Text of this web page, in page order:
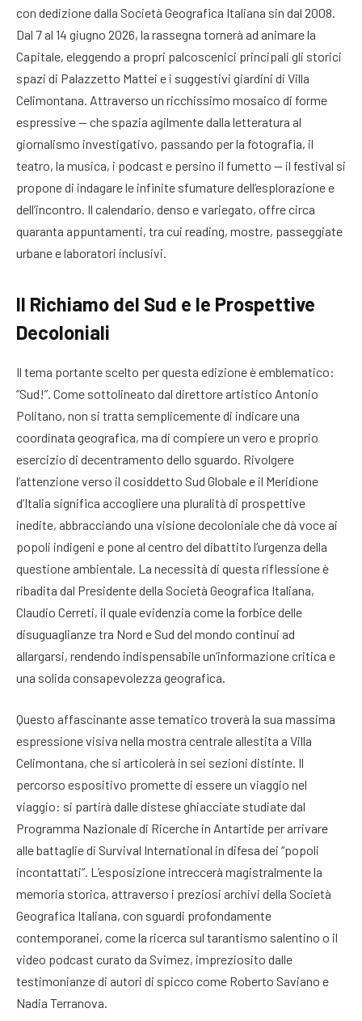
con dedizione dalla Società Geografica Italiana sin dal 2008
Dal 7 al 14 giugno 2026, la rassegna tornerà ad animare la
Capitale, eleggendo a propri palcoscenici principali gli storici
spazi di Palazzetto Mattei e i suggestivi giardini di Villa
Celimontana . Attraverso un ricchissimo mosaico di forme
espressive — che spazia agilmente dalla letteratura al
giornalismo investigativo, passando per la fotografia, il
teatro, la musica, i podcast e persino il fumetto — il festival si
propone di indagare le infinite sfumature dell’esplorazione e
dell’incontro . Il calendario, denso e variegato, offre circa
quaranta appuntamenti, tra cui reading, mostre, passeggiate
urbane e laboratori inclusivi
Il Richiamo del Sud e le Prospettive
Decoloniali
Il tema portante scelto per questa edizione è emblematico:
“Sud!” . Come sottolineato dal direttore artistico Antonio
Politano, non si tratta semplicemente di indicare una
coordinata geografica, ma di compiere un vero e proprio
esercizio di decentramento dello sguardo . Rivolgere
l’attenzione verso il cosiddetto Sud Globale e il Meridione
d’Italia significa accogliere una pluralità di prospettive
inedite, abbracciando una visione decoloniale che dà voce ai
popoli indigeni e pone al centro del dibattito l’urgenza della
questione ambientale . La necessità di questa riflessione è
ribadita dal Presidente della Società Geografica Italiana,
Claudio Cerreti, il quale evidenzia come la forbice delle
disuguaglianze tra Nord e Sud del mondo continui ad
allargarsi, rendendo indispensabile un’informazione critica e
una solida consapevolezza geografica
Questo affascinante asse tematico troverà la sua massima
espressione visiva nella mostra centrale allestita a Villa
Celimontana, che si articolerà in sei sezioni distinte. Il
percorso espositivo promette di essere un viaggio nel
viaggio: si partirà dalle distese ghiacciate studiate dal
Programma Nazionale di Ricerche in Antartide per arrivare
alle battaglie di Survival International in difesa dei “popoli
incontattati”. L’esposizione intreccerà magistralmente la
memoria storica, attraverso i preziosi archivi della Società
Geografica Italiana, con sguardi profondamente
contemporanei, come la ricerca sul tarantismo salentino o il
video podcast curato da Svimez, impreziosito dalle
testimonianze di autori di spicco come Roberto Saviano e
Nadia Terranova.